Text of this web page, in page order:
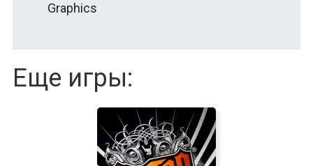
Graphics
Еще игры: